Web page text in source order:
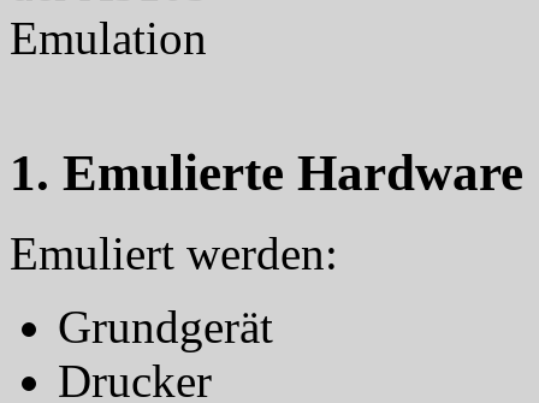
1. Emulierte Hardware
Emuliert werden:
Grundgerät
Drucker